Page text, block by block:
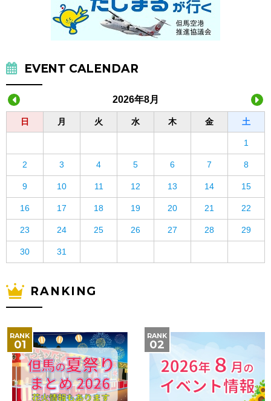
EVENT CALENDAR
2026年8月
日 月 火 水 木 金 土
1
2 3 4 5 6 7 8
9 10 11 12 13 14 15
16 17 18 19 20 21 22
23 24 25 26 27 28 29
30 31
RANKING